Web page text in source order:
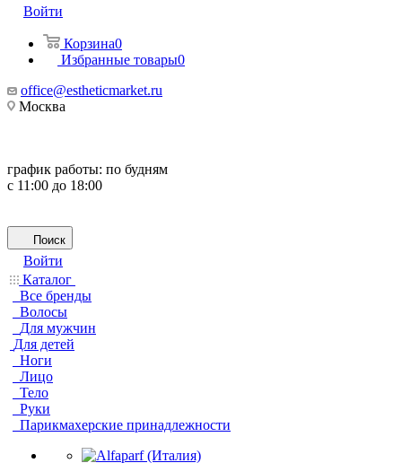
Войти
Корзина0
Избранные товары0
office@estheticmarket.ru
Москва
график работы: по будням
с 11:00 до 18:00
Поиск
Войти
Каталог
Все бренды
Волосы
Для мужчин
Для детей
Ноги
Лицо
Тело
Руки
Парикмахерские принадлежности